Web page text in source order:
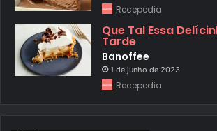
Recepedia
Que Tal Essa
Tarde
Banoffee
1 de junho de 2023
Recepedia